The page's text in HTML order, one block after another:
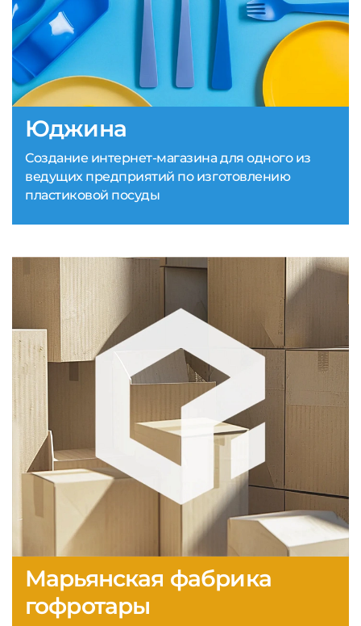
Юджина
Создание интернет-магазина для одного из
ведущих предприятий по изготовлению
пластиковой посуды
Марьянская фабрика
гофротары